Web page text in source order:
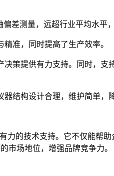
差测量，远超行业平均水平
准，同时提高了生产效率。
策提供有力支持。同时，
结构设计合理，维护简单，
力的技术支持。它不仅能帮
市场地位，增强品牌竞争力。